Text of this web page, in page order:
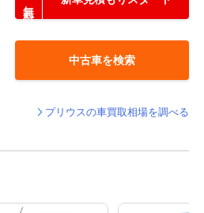
中古車を検索
プリウスの車買取相場を調べる